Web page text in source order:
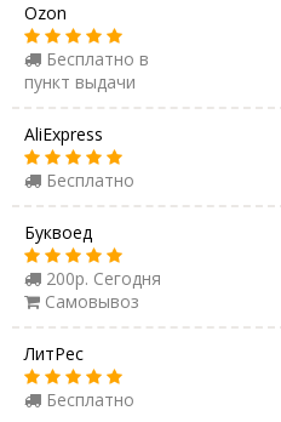
Ozon
Бесплатно в
пункт выдачи
AliExpress
Бесплатно
Буквоед
200р. Сегодня
Самовывоз
ЛитРес
Бесплатно